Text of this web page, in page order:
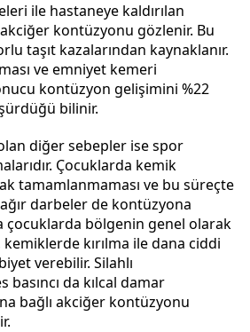
ile hastaneye kaldırılan
akciğer kontüzyonu gözlenir. Bu
taşıt kazalarından kaynaklanır.
ve emniyet kemeri
kontüzyon gelişimini %22
bilinir.
diğer sebepler ise spor
Çocuklarda kemik
tamamlanmaması ve bu süreçte
darbeler de kontüzyona
çocuklarda bölgenin genel olarak
kırılma ile dana ciddi
verebilir. Silahlı
da kılcal damar
bağlı akciğer kontüzyonu